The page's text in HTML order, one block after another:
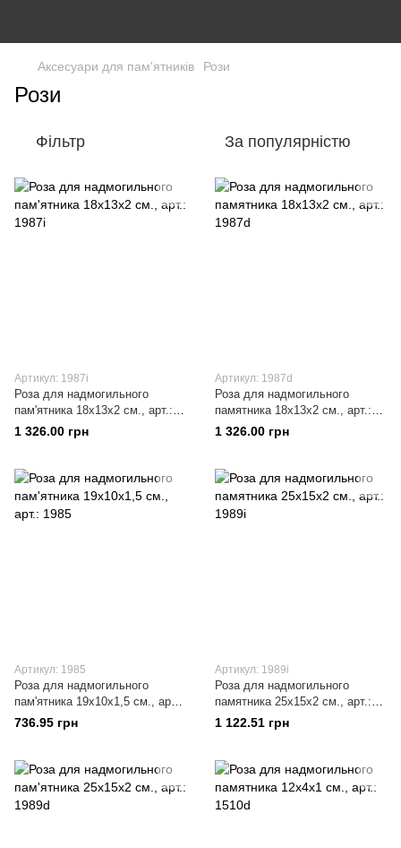
Аксесуари для пам'ятників Рози
Рози
Фільтр За популярністю
Артикул: 1987i
Роза для надмогильного
пам'ятника 18х13x2 см., арт.:
1987i
1 326.00 грн
Артикул: 1987d
Роза для надмогильного
памятника 18х13х2 см., арт.:
1987d
1 326.00 грн
Артикул: 1985
Роза для надмогильного
пам'ятника 19х10х1,5 см., арт.:
1985
736.95 грн
Артикул: 1989i
Роза для надмогильного
памятника 25х15x2 см., арт.:
1989i
1 122.51 грн